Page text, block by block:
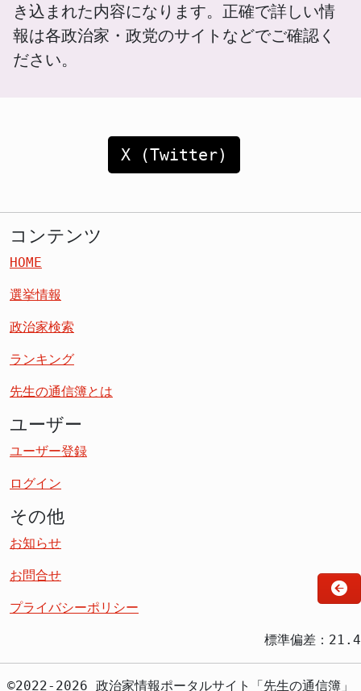
き込まれた内容になります。正確で詳しい情
報は各政治家・政党のサイトなどでご確認く
ださい。
X (Twitter)
コンテンツ
HOME
選挙情報
政治家検索
ランキング
先生の通信簿とは
ユーザー
ユーザー登録
ログイン
その他
お知らせ
お問合せ
プライバシーポリシー
標準偏差：21.4
©2022-2026 政治家情報ポータルサイト「先生の通信簿」